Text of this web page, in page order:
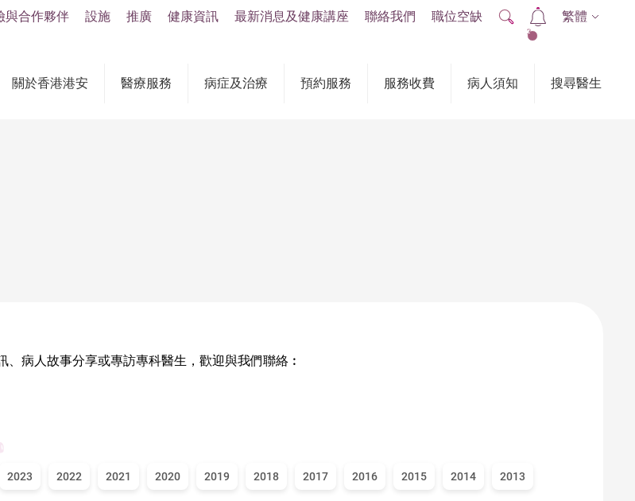
關於香港港安 醫療服務 病症及治療 預約服務 服務收費 病人須知 搜尋醫生
與合作夥伴 設施 推廣 健康資訊 最新消息及健康講座 聯絡我們 職位空缺
2
繁體
病人故事分享或專訪專科醫生，歡迎與我們聯絡︰
2023 2022 2021 2020 2019 2018 2017 2016 2015 2014 2013